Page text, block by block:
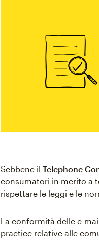
Sebbene il Telephone
consumatori in merito a
rispettare le leggi e le
La conformità delle e-
practice relative alle